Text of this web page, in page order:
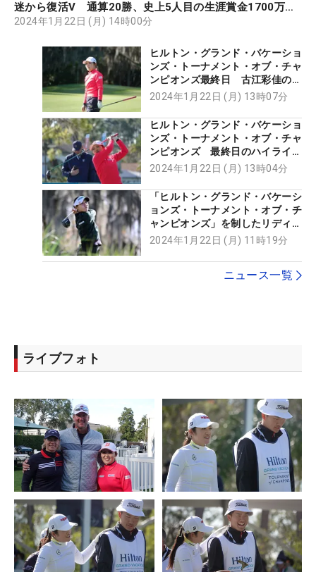
迷から復活V 通算20勝、史上5人目の生涯賞金1700万ド
ル突破
2024年1月22日 (月) 14時00分
ヒルトン・グランド・バケーショ
ンズ・トーナメント・オブ・チャ
ンピオンズ最終日 古江彩佳のハ
イライト【動画】
2024年1月22日 (月) 13時07分
ヒルトン・グランド・バケーショ
ンズ・トーナメント・オブ・チャ
ンピオンズ 最終日のハイライト
【動画】
2024年1月22日 (月) 13時04分
「ヒルトン・グランド・バケーシ
ョンズ・トーナメント・オブ・チ
ャンピオンズ」を制したリディ
ア・コの最新ドライバースイン
2024年1月22日 (月) 11時19分
ニュース一覧
ライブフォト